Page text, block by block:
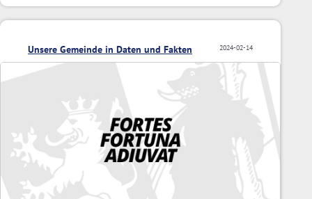
2024-02-14
Unsere Gemeinde in Daten und Fakten